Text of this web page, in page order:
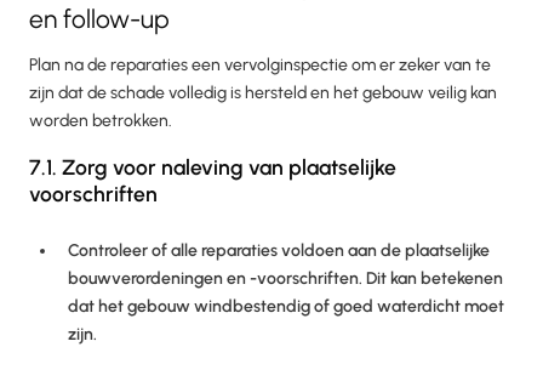
en follow-up
Plan na de reparaties een vervolginspectie om er zeker van te
zijn dat de schade volledig is hersteld en het gebouw veilig kan
worden betrokken.
7.1. Zorg voor naleving van plaatselijke
voorschriften
Controleer of alle reparaties voldoen aan de plaatselijke
bouwverordeningen en -voorschriften. Dit kan betekenen
dat het gebouw windbestendig of goed waterdicht moet
zijn.